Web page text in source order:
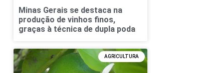
Minas Gerais se destaca na
produção de vinhos finos,
graças à técnica de dupla poda
AGRICULTURA